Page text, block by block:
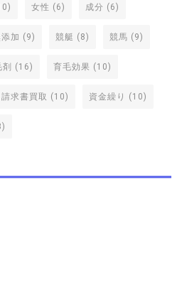
女性 (6) 成分 (6)
加 (9) 競艇 (8) 競馬 (9)
(16) 育毛効果 (10)
請求書買取 (10) 資金繰り (10)